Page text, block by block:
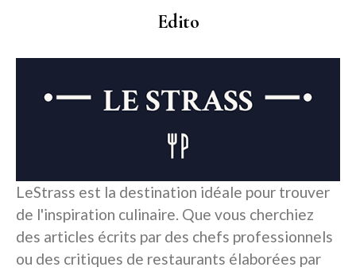
Edito
LeStrass est la destination idéale pour trouver
de l'inspiration culinaire. Que vous cherchiez
des articles écrits par des chefs professionnels
ou des critiques de restaurants élaborées par